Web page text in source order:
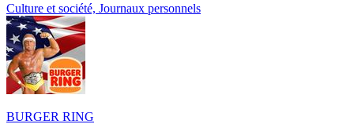
Culture et société, Journaux personnels
BURGER RING